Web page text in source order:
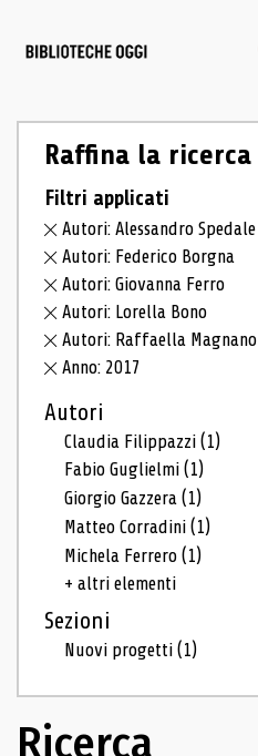
Raffina la ricerca
Filtri applicati
Autori: Alessandro Spedale
Autori: Federico Borgna
Autori: Giovanna Ferro
Autori: Lorella Bono
Autori: Raffaella Magnano
Anno: 2017
Autori
Claudia Filippazzi(1)
Fabio Guglielmi(1)
Giorgio Gazzera(1)
Matteo Corradini(1)
Michela Ferrero(1)
+ altri elementi
Sezioni
Nuovi progetti(1)
Ricerca